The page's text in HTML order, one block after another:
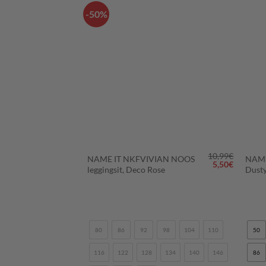
-50%
NAME IT NKFVIVIAN NOOS
leggingsit, Deco Rose
10,99€
Alkuperäinen
hinta
5,50€
hinta
80 86 92 98 104 110
116 122 128 134 140 146
50
86